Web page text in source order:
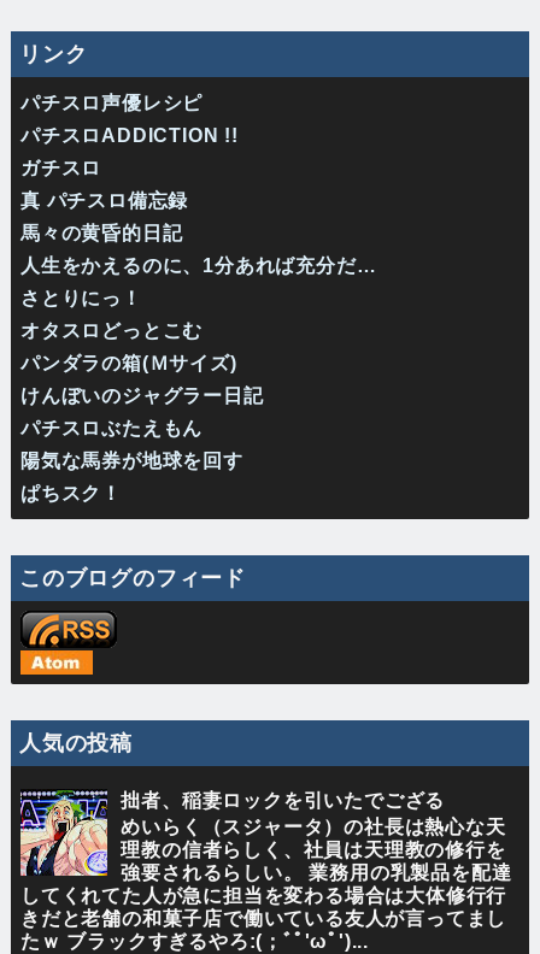
リンク
パチスロ声優レシピ
パチスロADDICTION !!
ガチスロ
真 パチスロ備忘録
馬々の黄昏的日記
人生をかえるのに、1分あれば充分だ…
さとりにっ！
オタスロどっとこむ
パンダラの箱(Ｍサイズ)
けんぼいのジャグラー日記
パチスロぶたえもん
陽気な馬券が地球を回す
ぱちスク！
このブログのフィード
人気の投稿
拙者、稲妻ロックを引いたでござる
めいらく（スジャータ）の社長は熱心な天
理教の信者らしく、社員は天理教の修行を
強要されるらしい。 業務用の乳製品を配達
してくれてた人が急に担当を変わる場合は大体修行行
きだと老舗の和菓子店で働いている友人が言ってまし
たｗ ブラックすぎるやろ:(；ﾞﾟ'ωﾟ')...